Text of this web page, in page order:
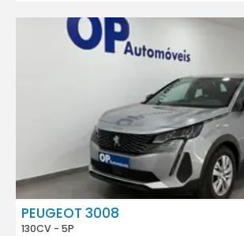
PEUGEOT 3008
130CV - 5P